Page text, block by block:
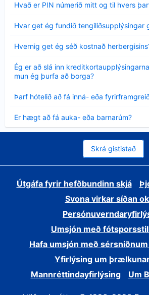
Hvað er PIN númerið mitt og til hvers
sýnt
Hvar get ég fundið tengiliðsupplýsingar
sýnt
Hvernig get ég séð kostnað
sýnt
Ég er að slá inn
mun ég þurfa að borga?
Minna
sýnt
Þarf hótelið að fá inná- eða
sýnt
Er hægt að fá auka- eða barnarúm?
sýnt
Skrá gististað
Útgáfa fyrir hefðbundinn skjá
Svona virkar síðan
Umsjón með
Hafa umsjón með
Yfirlýsing um
Mannréttindayfirlýsing
Um